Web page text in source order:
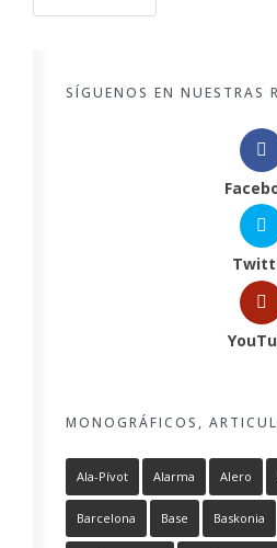
SÍGUENOS EN NUESTRAS
MONOGRÁFICOS,
Ala-Pívot Alarma Alero
Barcelona Base Baskonia